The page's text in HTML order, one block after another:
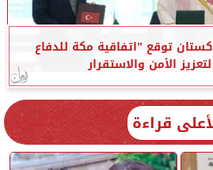
توقع ”اتفاقية مكة للدفاع
الأمن والاستقرار
قراءة